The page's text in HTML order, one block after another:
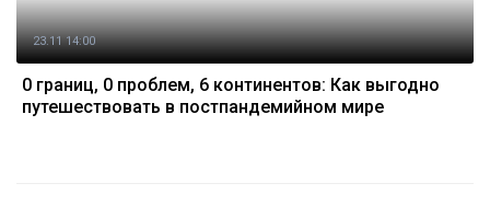
23.11 14:00
0 границ, 0 проблем, 6 континентов: Как выгодно
путешествовать в постпандемийном мире